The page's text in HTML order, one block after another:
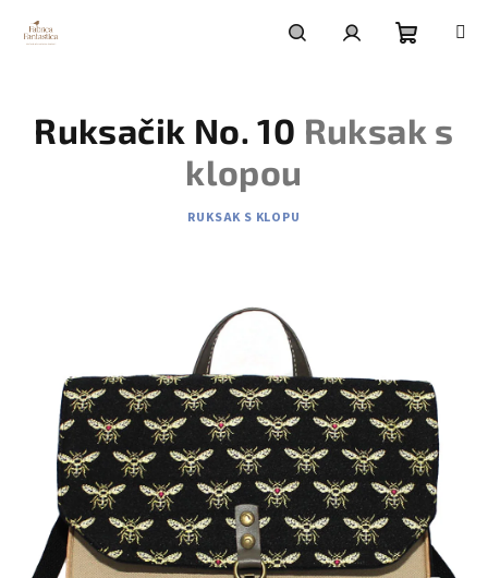
košík
Ruksačik No. 10 Ruksak s
klopou
RUKSAK S KLOPU